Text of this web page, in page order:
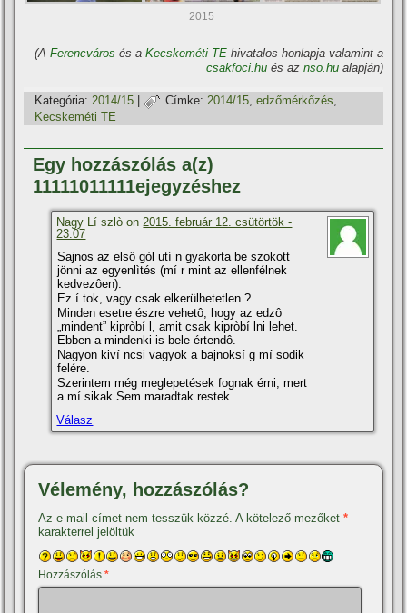
2015
(A Ferencváros és a Kecskeméti TEhivatalos honlapja valamint a
csakfoci.hués az nso.hualapján)
Kategória: 2014/15 | Címke: 2014/15,edzőmérkőzés,
Kecskeméti TE
Egy hozzászólás a(z)
11111011111ejegyzéshez
Nagy Lí szlò on 2015. február 12. csütörtök -
23:07
Sajnos az elsô gòl utí n gyakorta be szokott
jönni az egyenlìtés (mí r mint az ellenfélnek
kedvezôen).
Ez í tok, vagy csak elkerülhetetlen ?
Minden esetre észre vehetô, hogy az edzô
„mindent” kipròbí l, amit csak kipròbí lni lehet.
Ebben a mindenki is bele értendô.
Nagyon kiví ncsi vagyok a bajnoksí g mí sodik
felére.
Szerintem még meglepetések fognak érni, mert
a mí sikak Sem maradtak restek.
Válasz
Vélemény, hozzászólás?
Az e-mail címet nem tesszük közzé. A kötelező mezőket*
karakterrel jelöltük
Hozzászólás*